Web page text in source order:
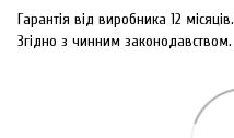
Гарантія від виробника 12 місяців.
Згідно з чинним законодавством.